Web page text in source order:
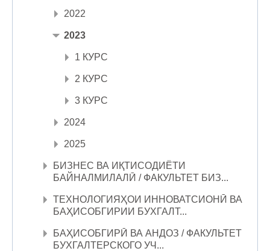
2022
2023
1 КУРС
2 КУРС
3 КУРС
2024
2025
БИЗНЕС ВА ИҚТИСОДИЁТИ
БАЙНАЛМИЛАЛӢ / ФАКУЛЬТЕТ БИЗ...
ТЕХНОЛОГИЯҲОИ ИННОВАТСИОНӢ ВА
БАҲИСОБГИРИИ БУХГАЛТ...
БАҲИСОБГИРӢ ВА АНДОЗ / ФАКУЛЬТЕТ
БУХГАЛТЕРСКОГО УЧ...